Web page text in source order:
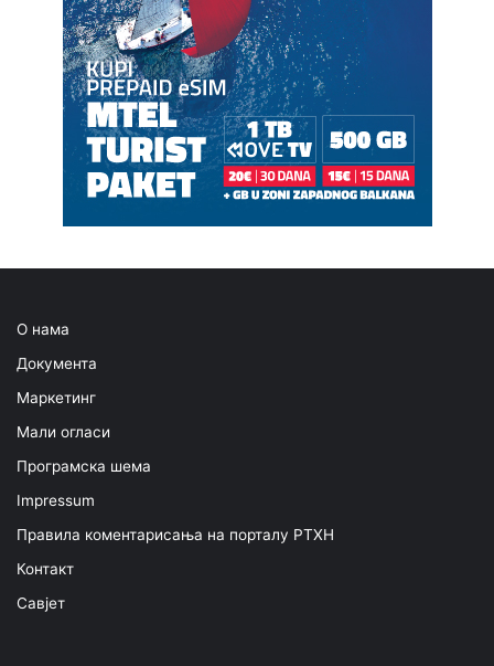
О нама
Документа
Маркетинг
Мали огласи
Програмска шема
Impressum
Правила коментарисања на порталу РТХН
Контакт
Савјет